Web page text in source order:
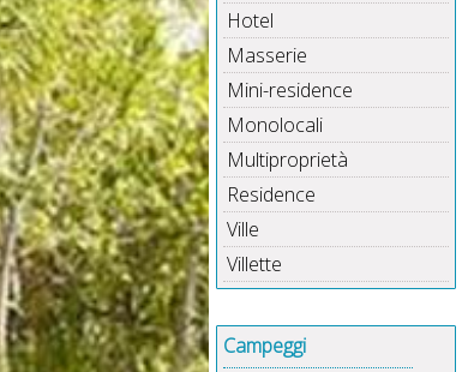
Hotel
Masserie
Mini-residence
Monolocali
Multiproprietà
Residence
Ville
Villette
Campeggi